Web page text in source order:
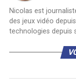
Nicolas est
des jeux vidéo
technologies depuis